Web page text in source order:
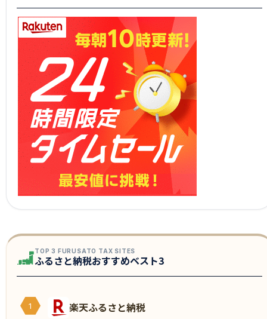
TOP 3 FURUSATO TAX SITES
ふるさと納税おすすめベスト3
1 楽天ふるさと納税